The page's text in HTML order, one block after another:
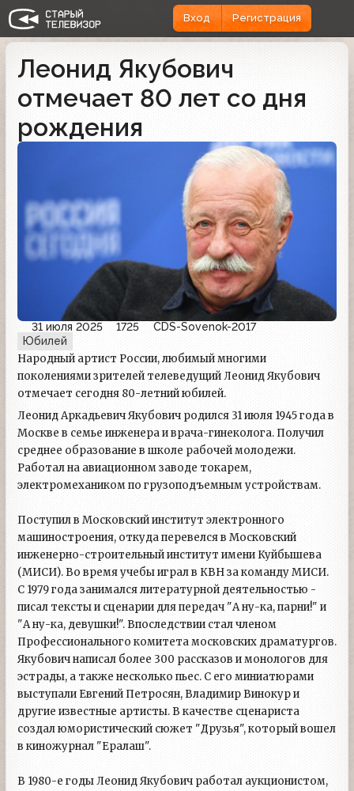
Вход Регистрация
Леонид Якубович
отмечает 80 лет со дня
рождения
31 июля 2025 1725
CDS-Sovenok-2017
Юбилей
Народный артист России, любимый многими
поколениями зрителей телеведущий Леонид Якубович
отмечает сегодня 80-летний юбилей.
Леонид Аркадьевич Якубович родился 31 июля 1945 года в
Москве в семье инженера и врача-гинеколога. Получил
среднее образование в школе рабочей молодежи.
Работал на авиационном заводе токарем,
электромехаником по грузоподъемным устройствам.
Поступил в Московский институт электронного
машиностроения, откуда перевелся в Московский
инженерно-строительный институт имени Куйбышева
(МИСИ). Во время учебы играл в КВН за команду МИСИ.
С 1979 года занимался литературной деятельностью -
писал тексты и сценарии для передач "А ну-ка, парни!" и
"А ну-ка, девушки!". Впоследствии стал членом
Профессионального комитета московских драматургов.
Якубович написал более 300 рассказов и монологов для
эстрады, а также несколько пьес. С его миниатюрами
выступали Евгений Петросян, Владимир Винокур и
другие известные артисты. В качестве сценариста
создал юмористический сюжет "Друзья", который вошел
в киножурнал "Ералаш".
В 1980-е годы Леонид Якубович работал аукционистом,